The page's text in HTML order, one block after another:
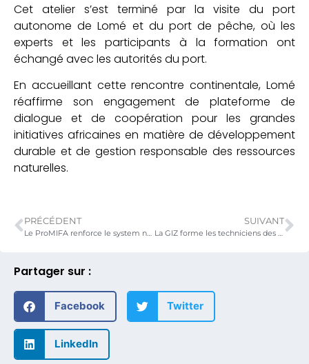
Partager sur :
Facebook Twitter
LinkedIn
Cet atelier s’est terminé par la visite du port
autonome de Lomé et du port de pêche, où les
experts et les participants à la formation ont
échangé avec les autorités du port.
En accueillant cette rencontre continentale, Lomé
réaffirme son engagement de plateforme de
dialogue et de coopération pour les grandes
initiatives africaines en matière de développement
durable et de gestion responsable des ressources
naturelles.
PRÉCÉDENT SUIVANT